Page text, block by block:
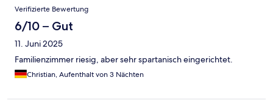
Verifizierte Bewertung
6/10 – Gut
11. Juni 2025
Familienzimmer riesig, aber sehr spartanisch eingerichtet.
Christian, Aufenthalt von 3 Nächten